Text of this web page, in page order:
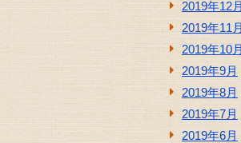
2019年12月
2019年11月
2019年10月
2019年9月
2019年8月
2019年7月
2019年6月